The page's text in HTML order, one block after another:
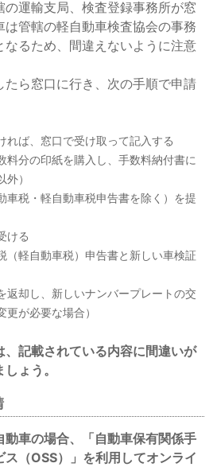
運輸支局、検査登録事務所が窓
管轄の軽自動車検査協会の事務
なるため、間違えないように注意
ら窓口に行き、次の手順で申請
れば、窓口で受け取って記入する
料分の印紙を購入し、手数料納付書に
）
車税・軽自動車税申告書を除く）を提
ける
（軽自動車税）申告書と新しい車検証
返却し、新しいナンバープレートの交
が必要な場合）
記載されている内容に間違いが
ょう。
車の場合、「自動車保有関係手
（OSS）」を利用してオンライ